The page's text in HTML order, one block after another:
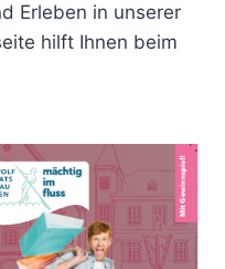
Erleben in unserer
hilft Ihnen beim